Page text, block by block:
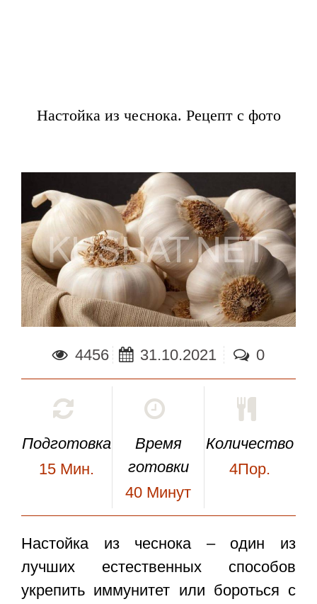
Настойка из чеснока. Рецепт с фото
4456 31.10.2021 0
Подготовка
15 Мин.
Время
готовки
40 Минут
Количество
4Пор.
Настойка из чеснока – один из
лучших естественных способов
укрепить иммунитет или бороться с